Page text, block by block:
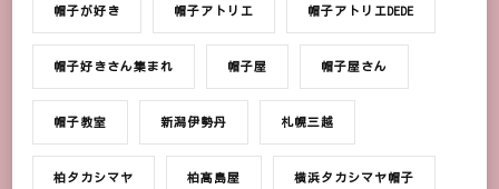
帽子が好き 帽子アトリエ 帽子アトリエDEDE
帽子好きさん集まれ 帽子屋 帽子屋さん
帽子教室 新潟伊勢丹 札幌三越
柏タカシマヤ 柏髙島屋 横浜タカシマヤ帽子